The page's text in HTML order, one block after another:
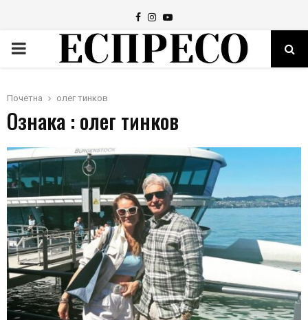
Facebook
Instagram
Youtube
PRIMARY
Почетна олег тинков
Ознака : олег тинков